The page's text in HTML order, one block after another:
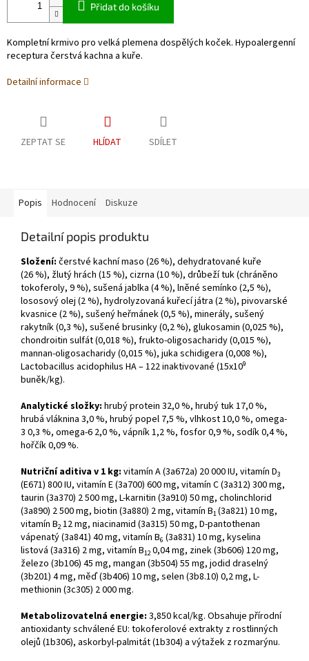
Přidat do košíku
Kompletní krmivo pro velká plemena dospělých koček. Hypoalergenní
receptura čerstvá kachna a kuře.
Detailní informace
ZEPTAT SE HLÍDAT SDÍLET
Popis Hodnocení Diskuze
Detailní popis produktu
Složení: čerstvé kachní maso (26 %), dehydratované kuře
(26 %), žlutý hrách (15 %), cizrna (10 %), drůbeží tuk (chráněno
tokoferoly, 9 %), sušená jablka (4 %), lněné semínko (2,5 %),
lososový olej (2 %), hydrolyzovaná kuřecí játra (2 %), pivovarské
kvasnice (2 %), sušený heřmánek (0,5 %), minerály, sušený
rakytník (0,3 %), sušené brusinky (0,2 %), glukosamin (0,025 %),
chondroitin sulfát (0,018 %), frukto-oligosacharidy (0,015 %),
mannan-oligosacharidy (0,015 %), juka schidigera (0,008 %),
Lactobacillus acidophilus HA – 122 inaktivované (15x109
buněk/kg).
Analytické složky: hrubý protein 32,0 %, hrubý tuk 17,0 %,
hrubá vláknina 3,0 %, hrubý popel 7,5 %, vlhkost 10,0 %, omega-
3 0,3 %, omega-6 2,0 %, vápník 1,2 %, fosfor 0,9 %, sodík 0,4 %,
hořčík 0,09 %.
Nutriční aditiva v 1 kg: vitamín A (3a672a) 20 000 IU, vitamín D3
(E671) 800 IU, vitamín E (3a700) 600 mg, vitamín C (3a312) 300 mg,
taurin (3a370) 2 500 mg, L-karnitin (3a910) 50 mg, cholinchlorid
(3a890) 2 500 mg, biotin (3a880) 2 mg, vitamín B1(3a821) 10 mg,
vitamín B212 mg, niacinamid (3a315) 50 mg, D-pantothenan
vápenatý (3a841) 40 mg, vitamín B6 (3a831) 10 mg, kyselina
listová (3a316) 2 mg, vitamín B120,04 mg, zinek (3b606) 120 mg,
železo (3b106) 45 mg, mangan (3b504) 55 mg, jodid draselný
(3b201) 4 mg, měď (3b406) 10 mg, selen (3b8.10) 0,2 mg, L-
methionin (3c305) 2 000 mg.
Metabolizovatelná energie: 3,850 kcal/kg. Obsahuje přírodní
antioxidanty schválené EU: tokoferolové extrakty z rostlinných
olejů (1b306), askorbyl-palmitát (1b304) a výtažek z rozmarýnu.